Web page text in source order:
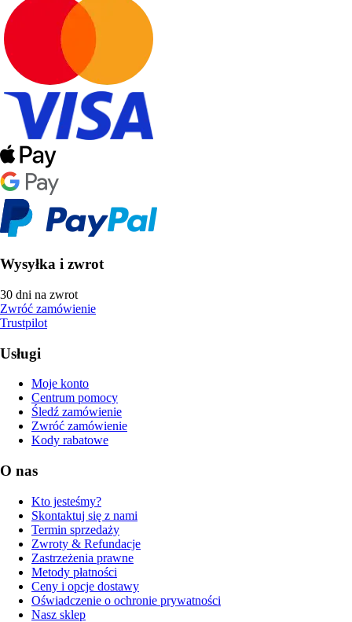
Wysyłka i zwrot
30 dni na zwrot
Zwróć zamówienie
Trustpilot
Usługi
Moje konto
Centrum pomocy
Śledź zamówienie
Zwróć zamówienie
Kody rabatowe
O nas
Kto jesteśmy?
Skontaktuj się z nami
Termin sprzedaży
Zwroty & Refundacje
Zastrzeżenia prawne
Metody płatności
Ceny i opcje dostawy
Oświadczenie o ochronie prywatności
Nasz sklep